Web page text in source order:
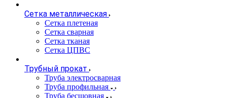
Сетка металлическая
Сетка плетеная
Сетка сварная
Сетка тканая
Сетка ЦПВС
Трубный прокат
Труба электросварная
Труба профильная
Труба бесшовная